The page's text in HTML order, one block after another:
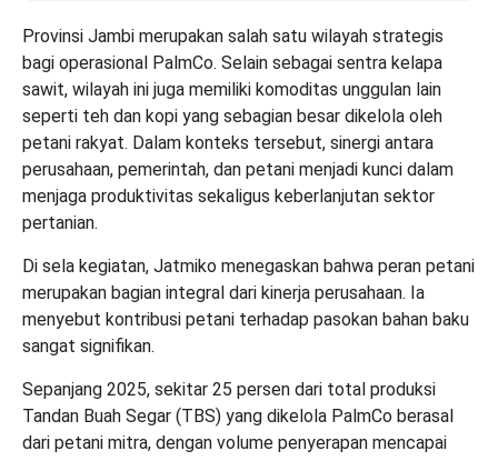
Provinsi Jambi merupakan salah satu wilayah strategis
bagi operasional PalmCo. Selain sebagai sentra kelapa
sawit, wilayah ini juga memiliki komoditas unggulan lain
seperti teh dan kopi yang sebagian besar dikelola oleh
petani rakyat. Dalam konteks tersebut, sinergi antara
perusahaan, pemerintah, dan petani menjadi kunci dalam
menjaga produktivitas sekaligus keberlanjutan sektor
pertanian.
Di sela kegiatan, Jatmiko menegaskan bahwa peran petani
merupakan bagian integral dari kinerja perusahaan. Ia
menyebut kontribusi petani terhadap pasokan bahan baku
sangat signifikan.
Sepanjang 2025, sekitar 25 persen dari total produksi
Tandan Buah Segar (TBS) yang dikelola PalmCo berasal
dari petani mitra, dengan volume penyerapan mencapai